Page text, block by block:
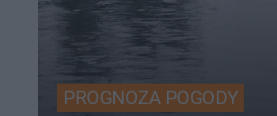
PROGNOZA POGODY